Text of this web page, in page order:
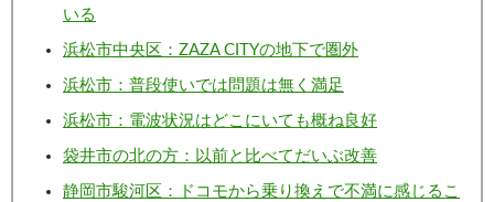
いる
浜松市中央区：ZAZA CITYの地下で圏外
浜松市：普段使いでは問題は無く満足
浜松市：電波状況はどこにいても概ね良好
袋井市の北の方：以前と比べてだいぶ改善
静岡市駿河区：ドコモから乗り換えで不満に感じるこ